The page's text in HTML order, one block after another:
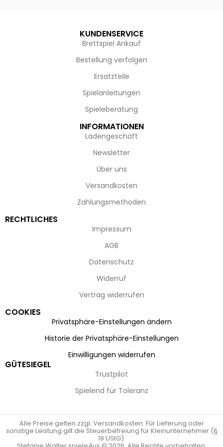
KUNDENSERVICE
Brettspiel Ankauf
Bestellung verfolgen
Ersatzteile
Spielanleitungen
Spieleberatung
INFORMATIONEN
Ladengeschäft
Newsletter
Über uns
Versandkosten
Zahlungsmethoden
RECHTLICHES
Impressum
AGB
Datenschutz
Widerruf
Vertrag widerrufen
COOKIES
Privatsphäre-Einstellungen ändern
Historie der Privatsphäre-Einstellungen
Einwilligungen widerrufen
GÜTESIEGEL
Trustpilot
Spielend für Toleranz
Alle Preise gelten zzgl. Versandkosten. Für Lieferung oder
sonstige Leistung gilt die Steuerbefreiung für Kleinunternehmer (§
19 UStG).